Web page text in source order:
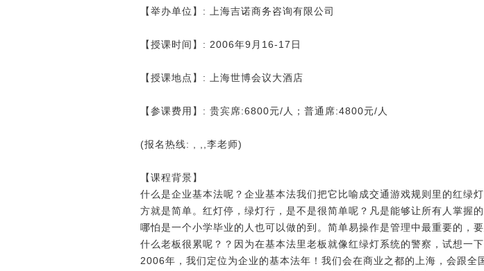
【举办单位】: 上海吉诺商务咨询有限公司
【授课时间】: 2006年9月16-17日
【授课地点】: 上海世博会议大酒店
【参课费用】: 贵宾席:6800元/人；普通席:4800元/人
(报名热线: , ,,李老师)
【课程背景】
什么是企业基本法呢？企业基本法我们把它比喻成交通游戏规则里的红绿
方就是简单。红灯停，绿灯行，是不是很简单呢？凡是能够让所有人掌握
哪怕是一个小学毕业的人也可以做的到。简单易操作是管理中最重要的，
什么老板很累呢？？因为在基本法里老板就像红绿灯系统的警察，试想一
2006年，我们定位为企业的基本法年！我们会在商业之都的上海，会跟